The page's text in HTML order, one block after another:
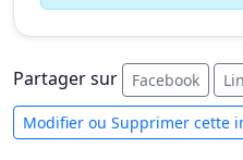
Partager sur Facebook
Modifier ou Supprimer cette